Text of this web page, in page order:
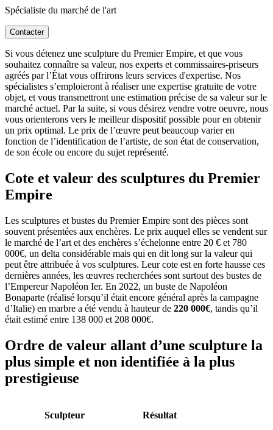
Spécialiste du marché de l'art
Contacter
Si vous détenez une sculpture du Premier Empire, et que vous
souhaitez connaître sa valeur, nos experts et commissaires-priseurs
agréés par l’État vous offrirons leurs services d'expertise. Nos
spécialistes s’emploieront à réaliser une expertise gratuite de votre
objet, et vous transmettront une estimation précise de sa valeur sur le
marché actuel. Par la suite, si vous désirez vendre votre oeuvre, nous
vous orienterons vers le meilleur dispositif possible pour en obtenir
un prix optimal. Le prix de l’œuvre peut beaucoup varier en
fonction de l’identification de l’artiste, de son état de conservation,
de son école ou encore du sujet représenté.
Cote et valeur des sculptures du Premier
Empire
Les sculptures et bustes du Premier Empire sont des pièces sont
souvent présentées aux enchères. Le prix auquel elles se vendent sur
le marché de l’art et des enchères s’échelonne entre 20 € et 780
000€, un delta considérable mais qui en dit long sur la valeur qui
peut être attribuée à vos sculptures. Leur cote est en forte hausse ces
dernières années, les œuvres recherchées sont surtout des bustes de
l’Empereur Napoléon Ier. En 2022, un buste de Napoléon
Bonaparte (réalisé lorsqu’il était encore général après la campagne
d’Italie) en marbre a été vendu à hauteur de 220 000€, tandis qu’il
était estimé entre 138 000 et 208 000€.
Ordre de valeur allant d’une sculpture la
plus simple et non identifiée à la plus
prestigieuse
Sculpteur Résultat